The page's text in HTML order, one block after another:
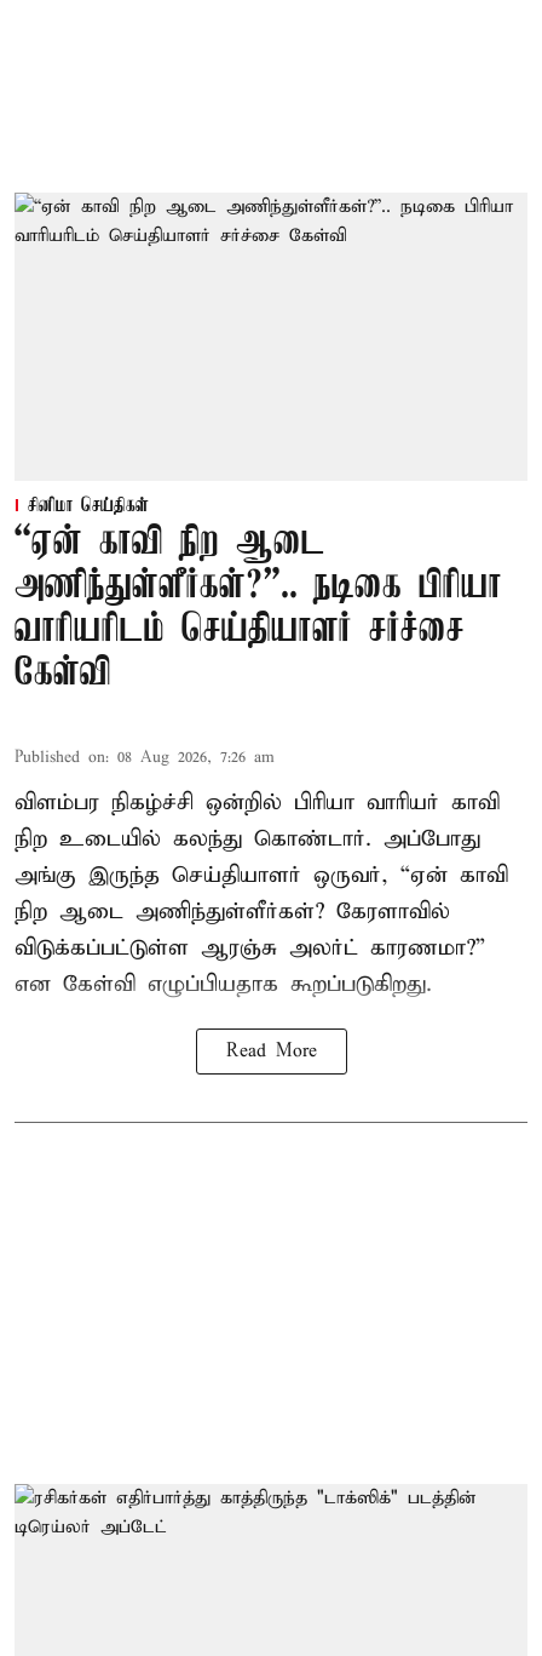
சினிமா செய்திகள்
“ஏன் காவி நிற ஆடை
அணிந்துள்ளீர்கள்?”.. நடிகை பிரியா
வாரியரிடம் செய்தியாளர் சர்ச்சை
கேள்வி
Published on: 08 Aug 2026, 7:26 am
விளம்பர நிகழ்ச்சி ஒன்றில் பிரியா வாரியர் காவி
நிற உடையில் கலந்து கொண்டார். அப்போது
அங்கு இருந்த செய்தியாளர் ஒருவர், “ஏன் காவி
நிற ஆடை அணிந்துள்ளீர்கள்? கேரளாவில்
விடுக்கப்பட்டுள்ள ஆரஞ்சு அலர்ட் காரணமா?”
என கேள்வி எழுப்பியதாக கூறப்படுகிறது.
Read More